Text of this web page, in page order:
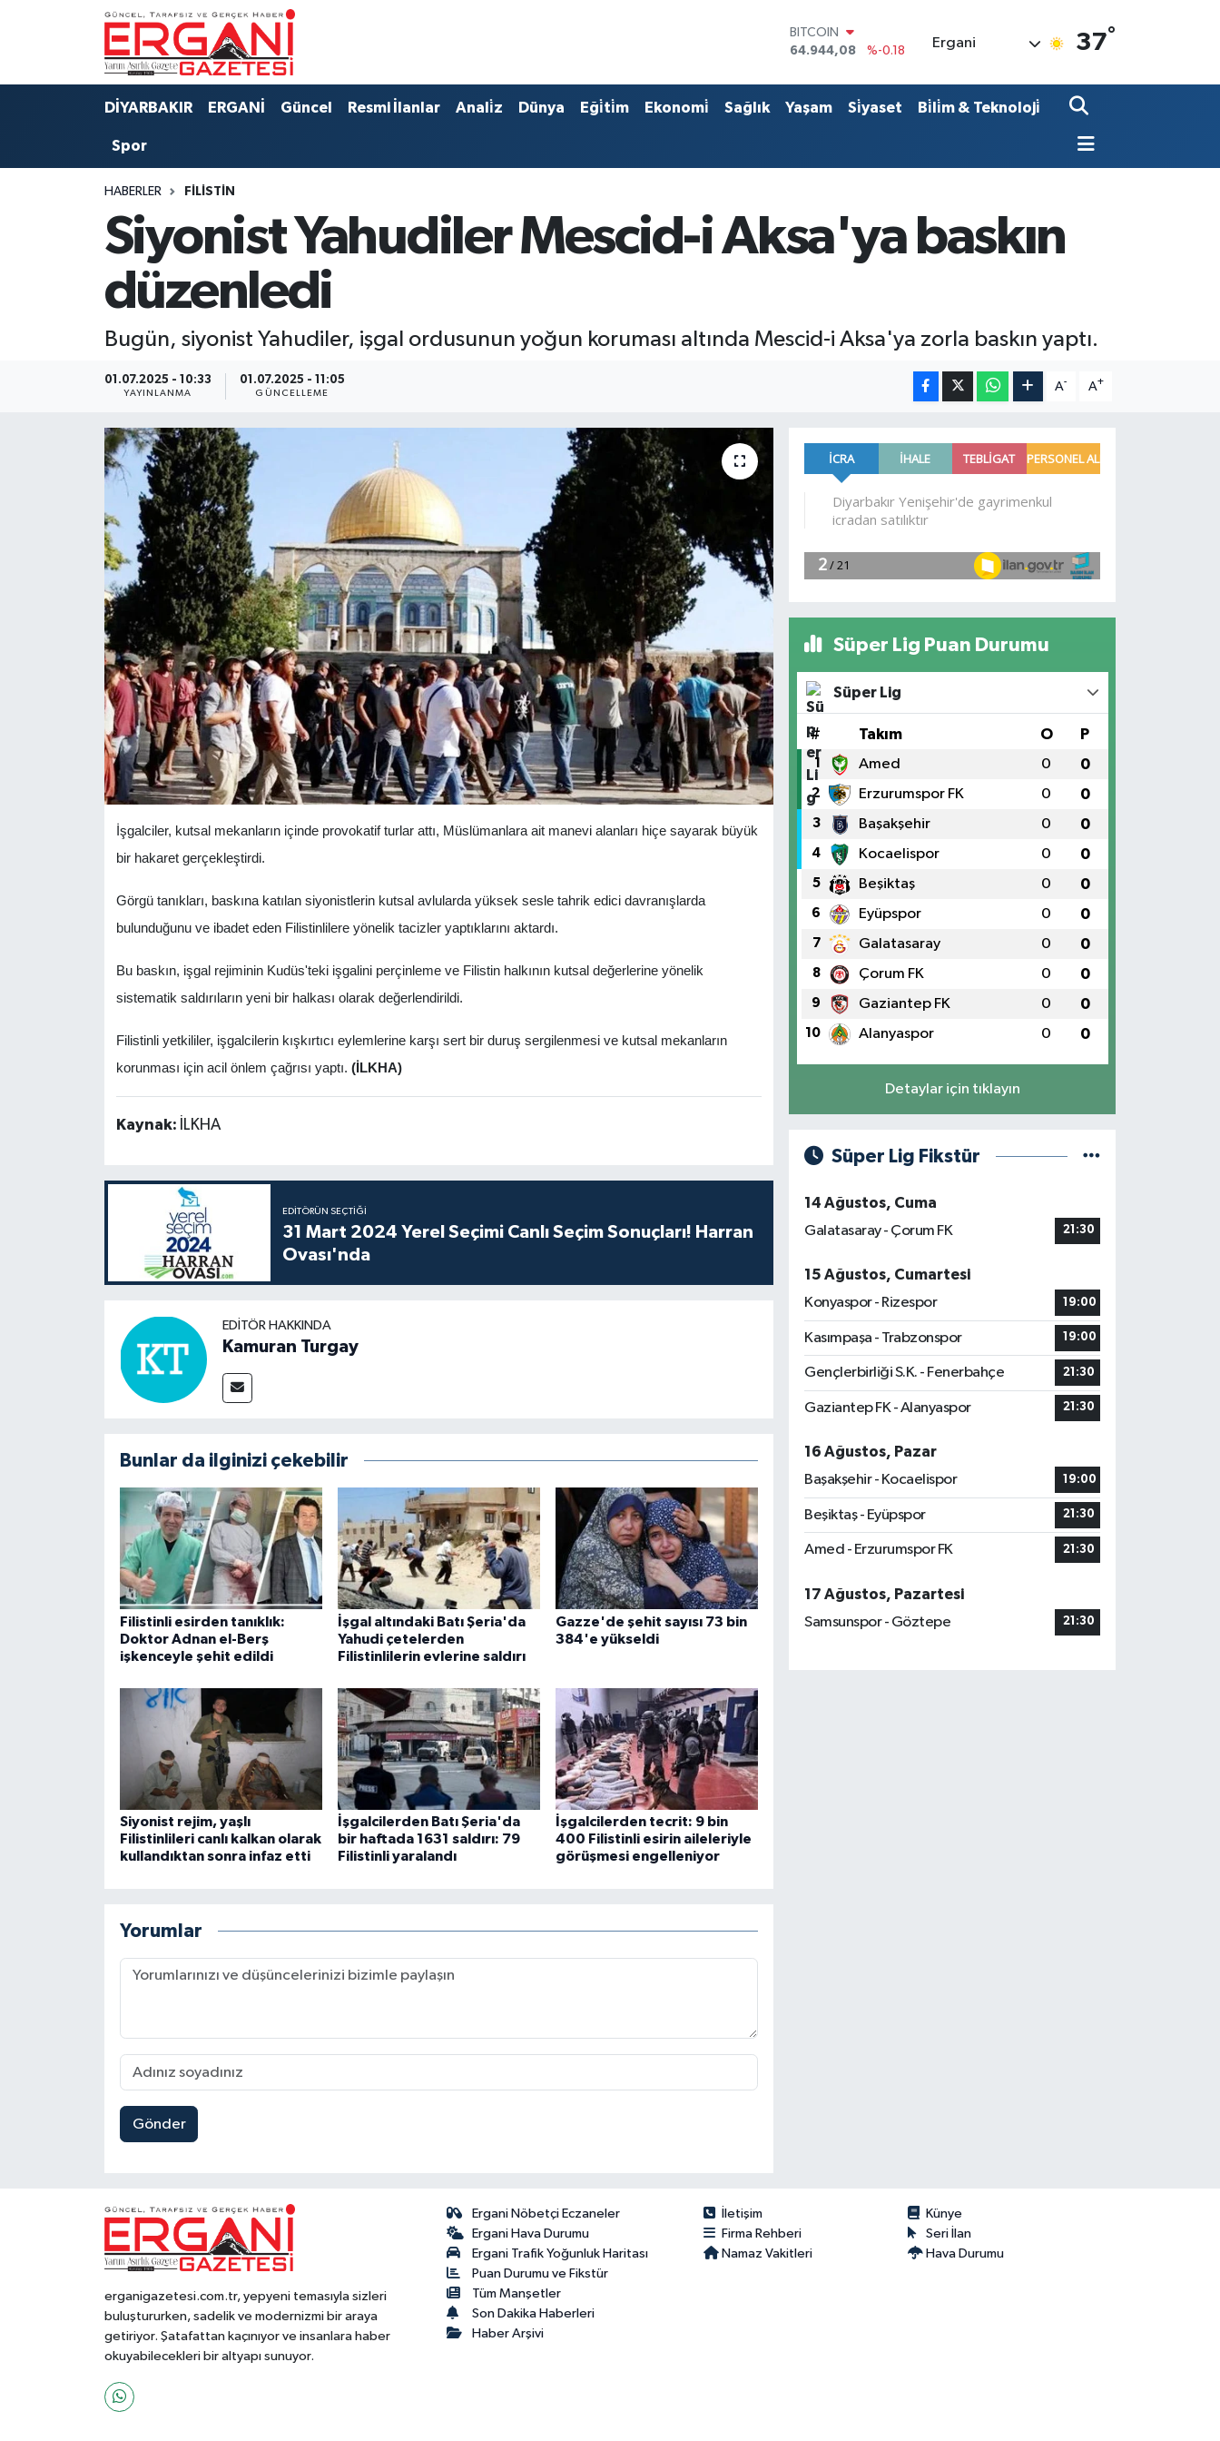
BITCOIN
64.944,08
%-0.18
47,7436
%0.18
EURO
13.779
%-14
Ergani 37°
DİYARBAKIR ERGANİ Güncel Resmi İlanlar Anali̇z Dünya Eği̇ti̇m Ekonomi̇ Sağlık Yaşam Si̇yaset Bi̇li̇m & Teknoloji̇
Spor
HABERLER FILISTIN
Siyonist Yahudiler Mescid-i Aksa'ya baskın
düzenledi
Bugün, siyonist Yahudiler, işgal ordusunun yoğun koruması altında Mescid-i Aksa'ya zorla baskın yaptı.
01.07.2025 - 10:33
YAYINLANMA
01.07.2025 - 11:05
GÜNCELLEME
A- A+
İşgalciler, kutsal mekanların içinde provokatif turlar attı, Müslümanlara ait manevi alanları hiçe sayarak büyük
bir hakaret gerçekleştirdi.
Görgü tanıkları, baskına katılan siyonistlerin kutsal avlularda yüksek sesle tahrik edici davranışlarda
bulunduğunu ve ibadet eden Filistinlilere yönelik tacizler yaptıklarını aktardı.
Bu baskın, işgal rejiminin Kudüs'teki işgalini perçinleme ve Filistin halkının kutsal değerlerine yönelik
sistematik saldırıların yeni bir halkası olarak değerlendirildi.
Filistinli yetkililer, işgalcilerin kışkırtıcı eylemlerine karşı sert bir duruş sergilenmesi ve kutsal mekanların
korunması için acil önlem çağrısı yaptı. (İLKHA)
Kaynak: İLKHA
EDITÖRÜN SEÇTIĞI
31 Mart 2024 Yerel Seçimi Canlı Seçim Sonuçları! Harran
Ovası'nda
EDITÖR HAKKINDA
Kamuran Turgay
Bunlar da ilginizi çekebilir
Filistinli esirden tanıklık:
Doktor Adnan el-Berş
işkenceyle şehit edildi
İşgal altındaki Batı Şeria'da
Yahudi çetelerden
Filistinlilerin evlerine saldırı
Gazze'de şehit sayısı 73 bin
384'e yükseldi
Siyonist rejim, yaşlı
Filistinlileri canlı kalkan olarak
kullandıktan sonra infaz etti
İşgalcilerden Batı Şeria'da
bir haftada 1631 saldırı: 79
Filistinli yaralandı
İşgalcilerden tecrit: 9 bin
400 Filistinli esirin aileleriyle
görüşmesi engelleniyor
Yorumlar
Gönder
Süper Lig Puan Durumu
Süper Lig
# Takım O P
1 Amed 0 0
2 Erzurumspor FK 0 0
3 Başakşehir 0 0
4 Kocaelispor 0 0
5 Beşiktaş 0 0
6 Eyüpspor 0 0
7 Galatasaray 0 0
8 Çorum FK 0 0
9 Gaziantep FK 0 0
10 Alanyaspor 0 0
Detaylar için tıklayın
Süper Lig Fikstür
14 Ağustos, Cuma
Galatasaray - Çorum FK
21:30
15 Ağustos, Cumartesi
Konyaspor - Rizespor
19:00
Kasımpaşa - Trabzonspor 19:00
Gençlerbirliği S.K. - Fenerbahçe 21:30
Gaziantep FK - Alanyaspor 21:30
16 Ağustos, Pazar
Başakşehir - Kocaelispor
19:00
Beşiktaş - Eyüpspor 21:30
Amed - Erzurumspor FK 21:30
17 Ağustos, Pazartesi
Samsunspor - Göztepe
21:30
erganigazetesi.com.tr, yepyeni temasıyla sizleri
buluştururken, sadelik ve modernizmi bir araya
getiriyor. Şatafattan kaçınıyor ve insanlara haber
okuyabilecekleri bir altyapı sunuyor.
Ergani Nöbetçi Eczaneler
Ergani Hava Durumu
Ergani Trafik Yoğunluk Haritası
Puan Durumu ve Fikstür
Tüm Manşetler
Son Dakika Haberleri
Haber Arşivi
İletişim
Künye
Firma Rehberi
Seri İlan
Namaz Vakitleri
Hava Durumu
DİYARBAKIR
BAĞLAR
ERGANİ
Resmi İlanlar
Bi̇li̇m & Teknoloji̇
Ergani Nöbetçi Eczaneler
Ergani Hava Durumu
Tüm Manşetler
Son Dakika Haberleri
Haber Arşivi